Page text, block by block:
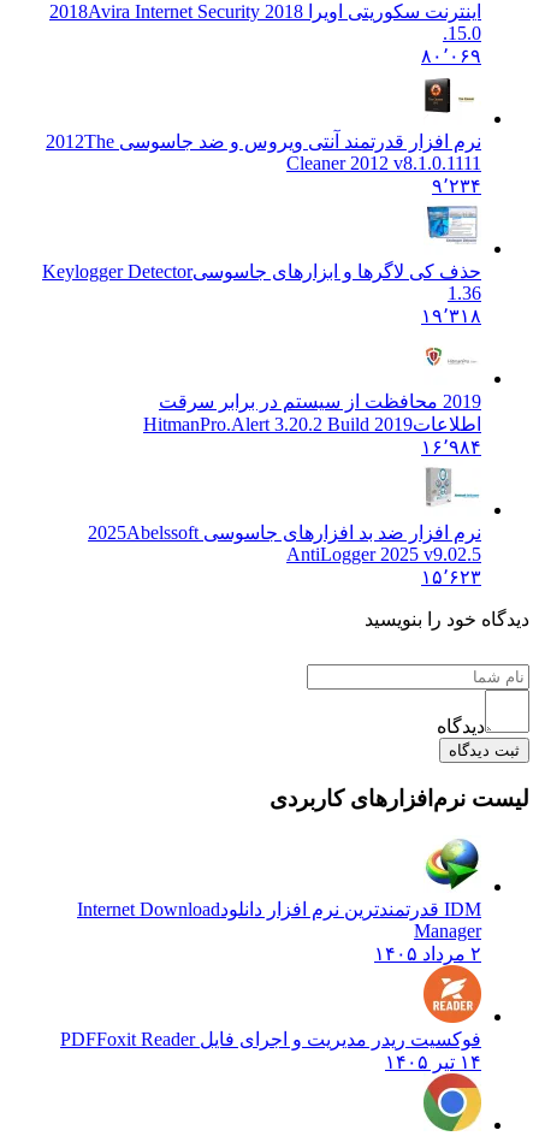
اینترنت سکوریتی اویرا 2018 Avira Internet Security 2018
۸۰٬۰۶۹
نرم افزار قدرتمند آنتی ویروس و ضد جاسوسی 2012The
Cleaner 2012 v8.1.0.1111
۹٬۲۳۴
حذف کی لاگرها و ابزارهای جاسوسیKeylogger Detector
۱۹٬۳۱۸
2019 محافظت از سیستم در برابر سرقت
اطلاعاتHitmanPro.Alert 3.20.2 Build 2019
۱۶٬۹۸۴
نرم افزار ضد بد افزارهای جاسوسی 2025Abelssoft
AntiLogger 2025 v9.02.5
۱۵٬۶۲۳
خود را بنویسید
دیدگاه
نرم‌افزارهای کاربردی
Internet Download
Manager
فوکسیت ریدر مدیریت و اجرای فایل PDF Foxit Reader